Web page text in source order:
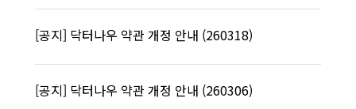
[공지] 닥터나우 약관 개정 안내 (260318)
[공지] 닥터나우 약관 개정 안내 (260306)